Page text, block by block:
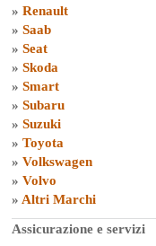
» Renault
» Saab
» Seat
» Skoda
» Smart
» Subaru
» Suzuki
» Toyota
» Volkswagen
» Volvo
» Altri Marchi
Assicurazione e servizi